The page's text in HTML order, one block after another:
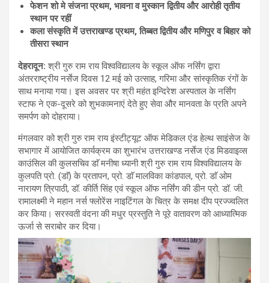
फेशन शो मे संजना प्रथम, भावना व मुस्कान द्वितीय और आरोही तृतीय
स्थान पर रहीं
कला संस्कृति में उत्तराखण्ड प्रथम, तिब्बत द्वितीय और मणिपुर व बिहार को
तीसरा स्थान
देहरादून: श्री गुरु राम राय विश्वविद्यालय के स्कूल ऑफ नर्सिंग द्वारा
अंतरराष्ट्रीय नर्सेज दिवस 12 मई को उत्साह, गरिमा और सांस्कृतिक रंगों के
साथ मनाया गया। इस अवसर पर श्री महंत इन्दिरेश अस्पताल के नर्सिंग
स्टाफ ने एक-दूसरे को शुभकामनाएं देते हुए सेवा और मानवता के प्रति अपने
समर्पण को दोहराया।
मंगलवार को श्री गुरु राम राय इंस्टीट्यूट ऑफ मेडिकल एंड हेल्थ साइंसेज के
सभागार में आयोजित कार्यक्रम का शुभारंभ उत्तराखण्ड नर्सेज एंड मिडवाइव्स
काउंसिल की कुलसचिव डाॅ मनीषा ध्यानी श्री गुरु राम राय विश्वविद्यालय के
कुलपति प्रो. (डाॅ) के प्रतापन, प्रो. डाॅ मालविका कांडपाल, प्रो. डाॅ ओम
नारायण त्रिपाठी, डॉ. कीर्ति सिंह एवं स्कूल ऑफ नर्सिंग की डीन प्रो. डॉ. जी.
रामालक्ष्मी ने महान नर्स फ्लोरेंस नाइटिंगल के चित्र के समक्ष दीप प्रज्ज्वलित
कर किया। सरस्वती वंदना की मधुर प्रस्तुति ने पूरे वातावरण को आध्यात्मिक
ऊर्जा से सराबोर कर दिया।